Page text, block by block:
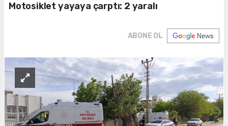
Motosiklet yayaya çarptı: 2 yaralı
ABONE OL